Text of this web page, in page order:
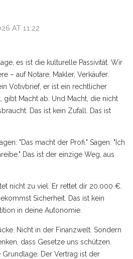
AT 11:22
es ist die kulturelle Passivität. Wir
– auf Notare, Makler, Verkäufer.
Votivbrief, er ist ein rechtlicher
gibt Macht ab. Und Macht, die nicht
Das ist kein Zufall. Das ist
"Das macht der Profi." Sagen: "Ich
Das ist der einzige Weg, aus
nicht zu viel. Er rettet dir 20.000 €.
Sicherheit. Das ist kein
in deine Autonomie.
Nicht in der Finanzwelt. Sondern
dass Gesetze uns schützen.
Der Vertrag ist der